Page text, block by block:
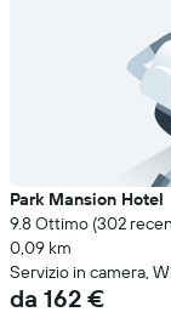
Park Mansion Hotel
9.8 Ottimo (302
0,09 km
Servizio in camera,
da 162 €